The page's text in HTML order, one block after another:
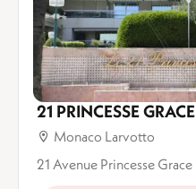
21 PRINCESSE GRACE
Monaco Larvotto
21 Avenue Princesse Grace